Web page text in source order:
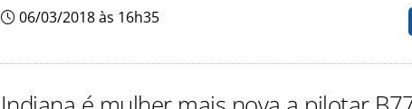
06/03/2018 às 16h35